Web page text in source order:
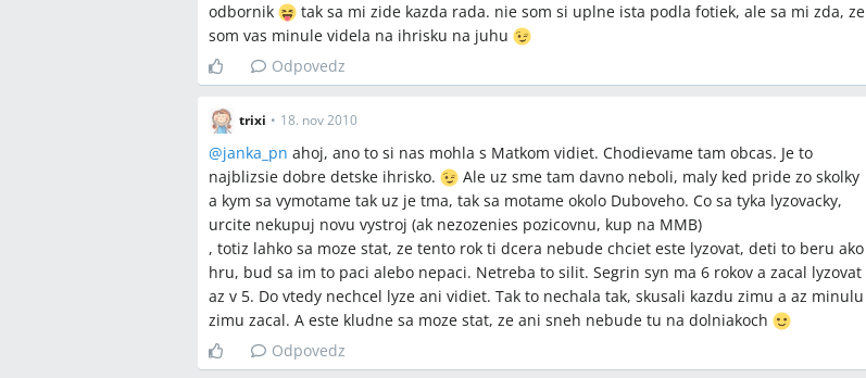
odbornik
tak sa mi zide kazda rada. nie som si uplne ista podla fotiek, ale sa mi zda, ze
som vas minule videla na ihrisku na juhu
Odpovedz
trixi • 18. nov 2010
@janka_pn ahoj, ano to si nas mohla s Matkom vidiet. Chodievame tam obcas. Je to
najblizsie dobre detske ihrisko.
Ale uz sme tam davno neboli, maly ked pride zo skolky
a kym sa vymotame tak uz je tma, tak sa motame okolo Duboveho. Co sa tyka lyzovacky,
urcite nekupuj novu vystroj (ak nezozenies pozicovnu, kup na MMB)
, totiz lahko sa moze stat, ze tento rok ti dcera nebude chciet este lyzovat, deti to beru ako
hru, bud sa im to paci alebo nepaci. Netreba to silit. Segrin syn ma 6 rokov a zacal lyzovat
az v 5. Do vtedy nechcel lyze ani vidiet. Tak to nechala tak, skusali kazdu zimu a az minulu
zimu zacal. A este kludne sa moze stat, ze ani sneh nebude tu na dolniakoch
Odpovedz